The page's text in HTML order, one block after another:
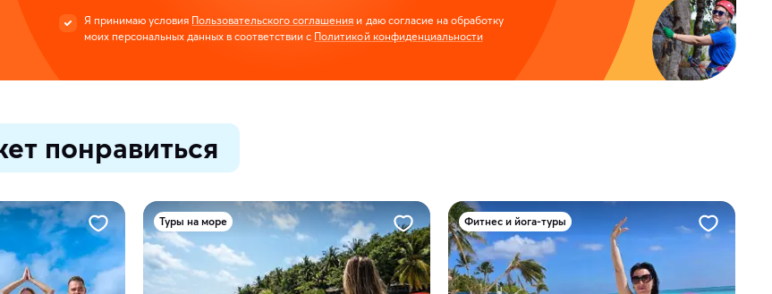
Я принимаю условия Пользовательского соглашения и даю согласие на обработку
моих персональных данных в соответствии с Политикой конфиденциальности
понравиться
Туры на море Фитнес и йога-туры